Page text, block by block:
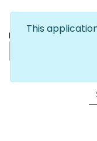
This